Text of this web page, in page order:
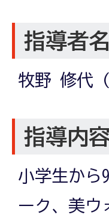
指導者名
牧野 修代
指導内
小学生から
ーク、美ウ